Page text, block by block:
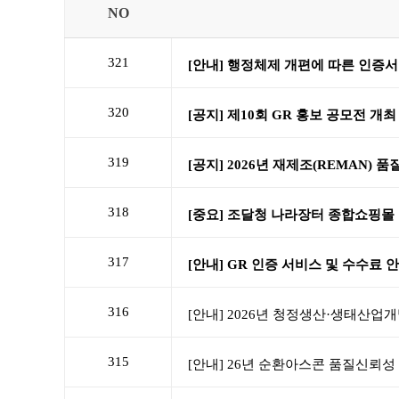
NO
321
320
319
318
317
316
315